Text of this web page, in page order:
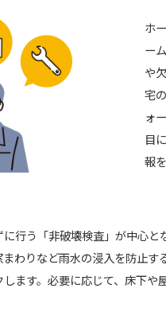
ホ
ー
や
宅
ォ
目
報
行う「非破壊検査」が中心
わりなど雨水の浸入を防止
ます。必要に応じて、床下